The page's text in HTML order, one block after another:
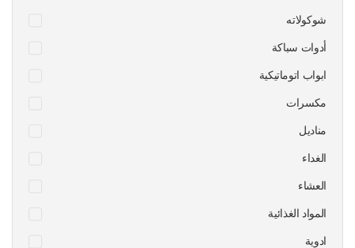
شوكولاته
أدوات سباكة
ابواب اتوماتيكية
مكسرات
مناديل
الغداء
العشاء
المواد الغذائية
ادوية